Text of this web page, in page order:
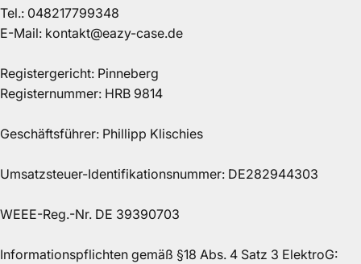
Tel.: 048217799348
E-Mail: kontakt@eazy-case.de
Registergericht: Pinneberg
Registernummer: HRB 9814
Geschäftsführer: Phillipp Klischies
Umsatzsteuer-Identifikationsnummer: DE282944303
WEEE-Reg.-Nr. DE 39390703
Informationspflichten gemäß §18 Abs. 4 Satz 3 ElektroG: